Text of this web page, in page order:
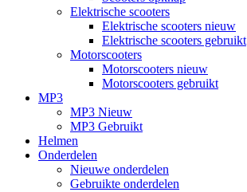
Elektrische scooters
Elektrische scooters nieuw
Elektrische scooters gebruikt
Motorscooters
Motorscooters nieuw
Motorscooters gebruikt
MP3
MP3 Nieuw
MP3 Gebruikt
Helmen
Onderdelen
Nieuwe onderdelen
Gebruikte onderdelen